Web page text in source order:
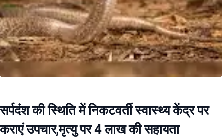
सर्पदंश की स्थिति में निकटवर्ती स्वास्थ्य केंद्र पर
कराएं उपचार,मृत्यु पर 4 लाख की सहायता